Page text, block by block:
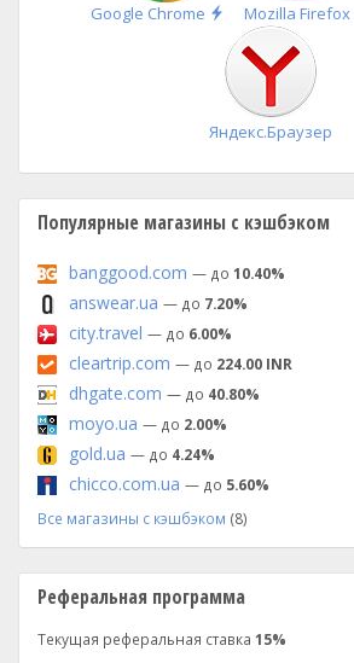
Google Chrome
Быстрая
установка
Mozilla Firefox
Яндекс.Браузер
Популярные магазины с кэшбэком
banggood.com — до 10.40%
answear.ua — до 7.20%
city.travel — до 6.00%
cleartrip.com — до 224.00 INR
dhgate.com — до 40.80%
moyo.ua — до 2.00%
gold.ua — до 4.24%
chicco.com.ua — до 5.60%
Все магазины с кэшбэком (8)
Реферальная программа
Текущая реферальная ставка 15%